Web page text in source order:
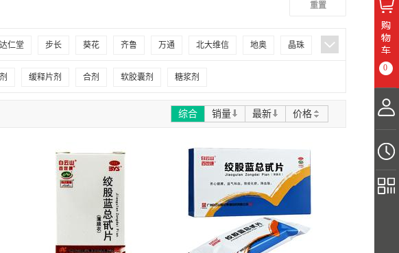
0
重置
达仁堂 步长 葵花 齐鲁 万通 北大维信 地奥 晶珠
百派 优力平 多达一 苏中 来适可
彼新舒 利必非 合美舒
海慧通 诺贝坦 好安宁 舒速达
亚宝清通 京可新 富利他之
安康正大 葆至能 欣络康 欣力健
圣康奕
缓释片剂 合剂 软胶囊剂 糖浆剂
综合 销量 最新 价格